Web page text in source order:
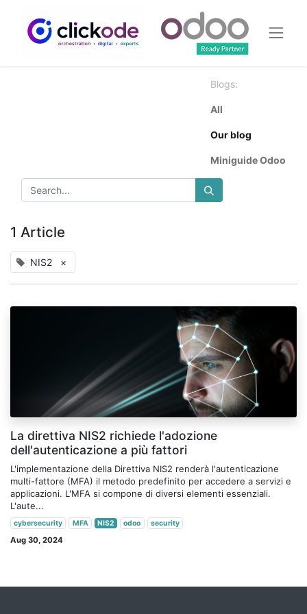
Blogs:
All
Our blog
Miniguide Odoo
1 Article
NIS2 ×
La direttiva NIS2 richiede l'adozione
dell'autenticazione a più fattori
L'implementazione della Direttiva NIS2 renderà l'autenticazione
multi-fattore (MFA) il metodo predefinito per accedere a servizi e
applicazioni. L'MFA si compone di diversi elementi essenziali.
L'aute...
cybersecurity MFA NIS2 odoo security
Aug 30, 2024